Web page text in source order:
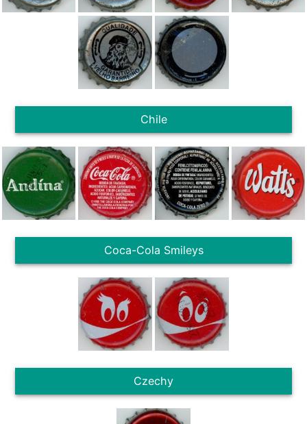
Chile
Coca-Cola Smileys
Czechy